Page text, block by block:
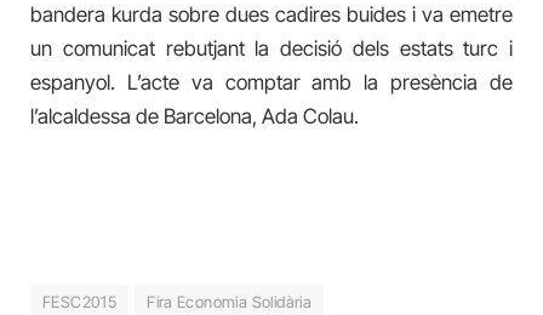
bandera kurda sobre dues cadires buides i va emetre
un comunicat rebutjant la decisió dels estats turc i
espanyol. L’acte va comptar amb la presència de
l’alcaldessa de Barcelona, Ada Colau.
FESC2015 Fira Economia Solidària